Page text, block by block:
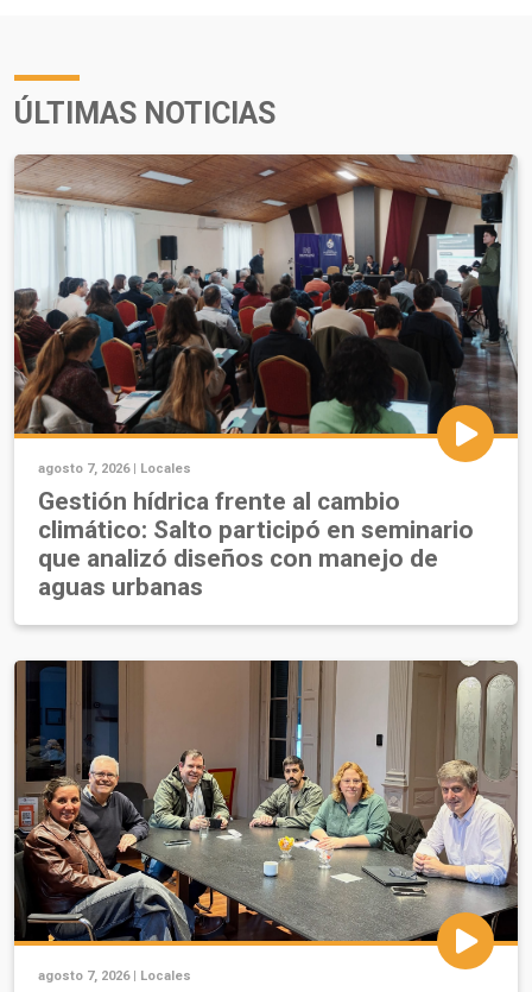
ÚLTIMAS NOTICIAS
agosto 7, 2026 | Locales
Gestión hídrica frente al cambio
climático: Salto participó en seminario
que analizó diseños con manejo de
aguas urbanas
agosto 7, 2026 | Locales